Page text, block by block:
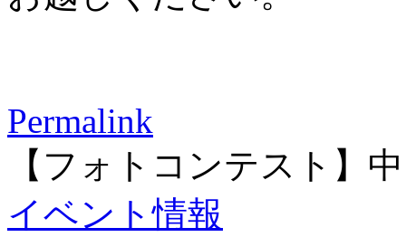
Permalink
【フォトコンテスト】
イベント情報